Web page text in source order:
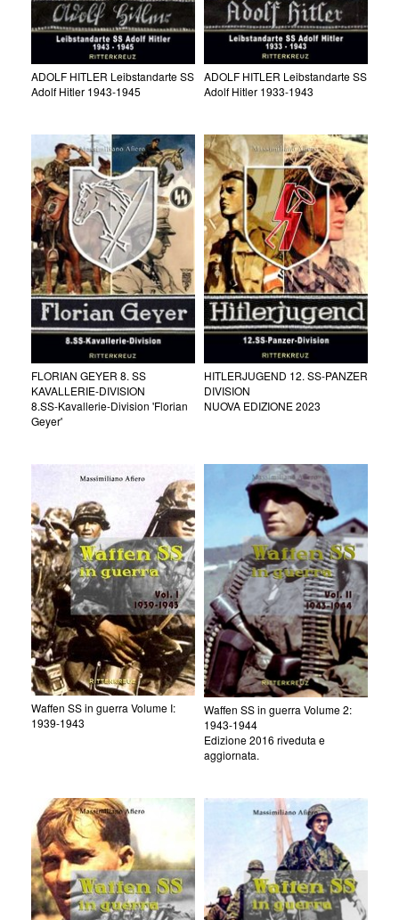
ADOLF HITLER Leibstandarte SS
Adolf Hitler 1943-1945
ADOLF HITLER Leibstandarte SS
Adolf Hitler 1933-1943
FLORIAN GEYER 8. SS
KAVALLERIE-DIVISION
8.SS-Kavallerie-Division 'Florian
Geyer'
HITLERJUGEND 12. SS-PANZER
DIVISION
NUOVA EDIZIONE 2023
Waffen SS in guerra Volume I:
1939-1943
Waffen SS in guerra Volume 2:
1943-1944
Edizione 2016 riveduta e
aggiornata.